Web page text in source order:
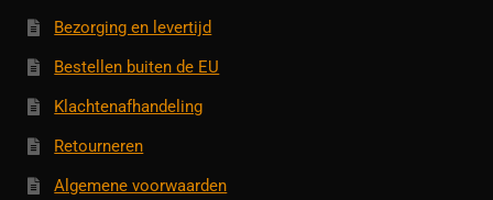
Bezorging en levertijd
Bestellen buiten de EU
Klachtenafhandeling
Retourneren
Algemene voorwaarden